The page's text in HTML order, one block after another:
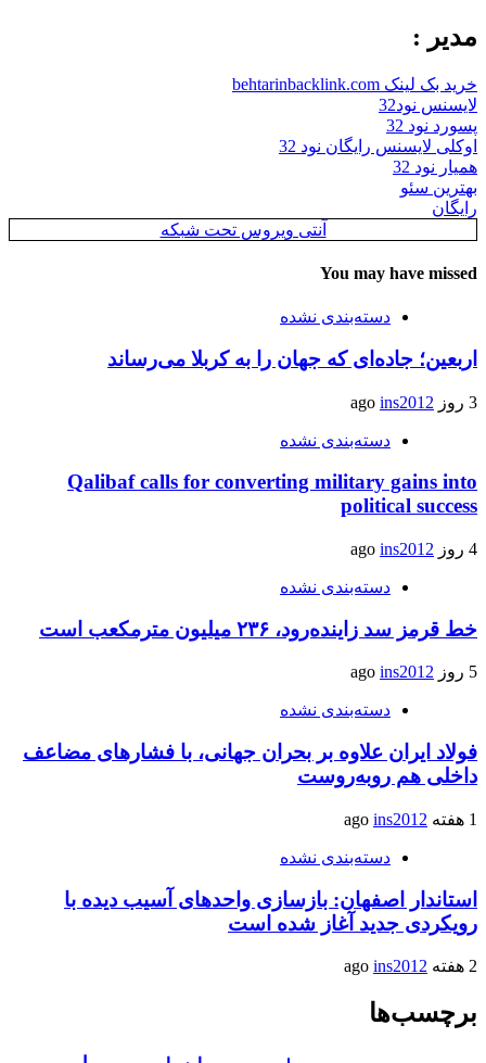
مدیر :
خرید بک لینک behtarinbacklink.com
لایسنس نود32
پسورد نود 32
اوکلی لایسنس رایگان نود 32
همیار نود 32
بهترین سئو
رایگان
آنتی ویروس تحت شبکه
You may have missed
دسته‌بندی نشده
اربعین؛ جاده‌ای که جهان را به کربلا می‌رساند
3 روز ago ins2012
دسته‌بندی نشده
Qalibaf calls for converting military gains into
political success
4 روز ago ins2012
دسته‌بندی نشده
خط قرمز سد زاینده‌رود، ۲۳۶ میلیون مترمکعب است
5 روز ago ins2012
دسته‌بندی نشده
فولاد ایران علاوه بر بحران جهانی، با فشارهای مضاعف
داخلی هم روبه‌روست
1 هفته ago ins2012
دسته‌بندی نشده
استاندار اصفهان: بازسازی واحدهای آسیب دیده با
رویکردی جدید آغاز شده است
2 هفته ago ins2012
برچسب‌ها